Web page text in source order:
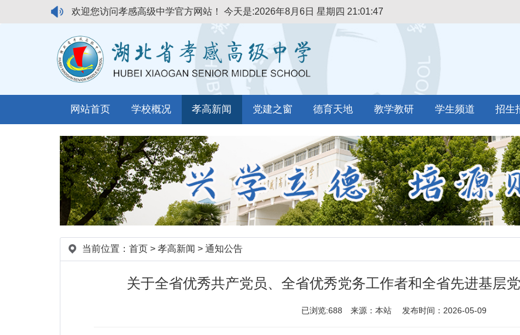
欢迎您访问孝感高级中学官方网站！ 今天是:2026年8月6日 星期四 21:01:48
网站首页 学校概况 孝高新闻 党建之窗 德育天地 教学教研 学生频道 招生
当前位置： 首页 > 孝高新闻 > 通知公告
关于全省优秀共产党员、全省优秀党务工作者和全省先进基层
已浏览:688 来源：本站 发布时间：2026-05-09